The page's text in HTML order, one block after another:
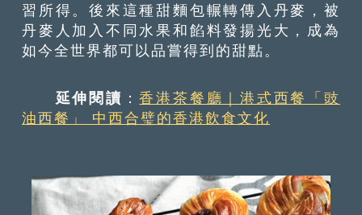
習所得。後來這種甜麵包輾轉傳入丹麥，被
丹麥人加入不同水果和餡料發揚光大，成為
如今全世界都可以品嘗得到的甜點。
延伸閱讀 ：香港茶餐廳｜港式西餐「豉
油西餐」 中西合璧的香港飲食文化